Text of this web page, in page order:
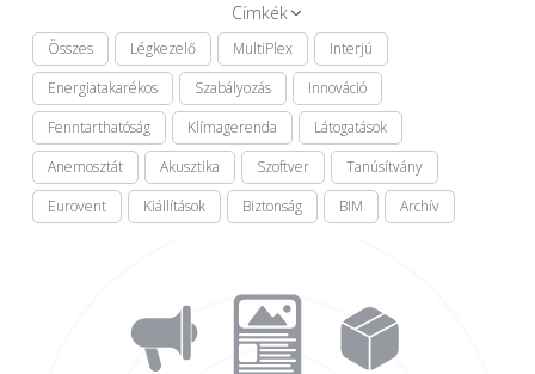
Címkék
Összes Légkezelő MultiPlex
Interjú
Energiatakarékos
Szabályozás
Innováció
Fenntarthatóság
Klímagerenda
Látogatások
Anemosztát
Akusztika Szoftver
Tanúsítvány
Eurovent
Kiállítások Biztonság BIM Archív